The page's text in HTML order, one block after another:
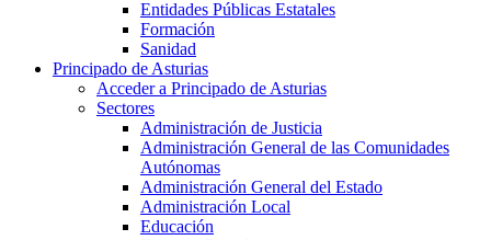
Entidades Públicas Estatales
Formación
Sanidad
Principado de Asturias
Acceder a Principado de Asturias
Sectores
Administración de Justicia
Administración General de las Comunidades
Autónomas
Administración General del Estado
Administración Local
Educación